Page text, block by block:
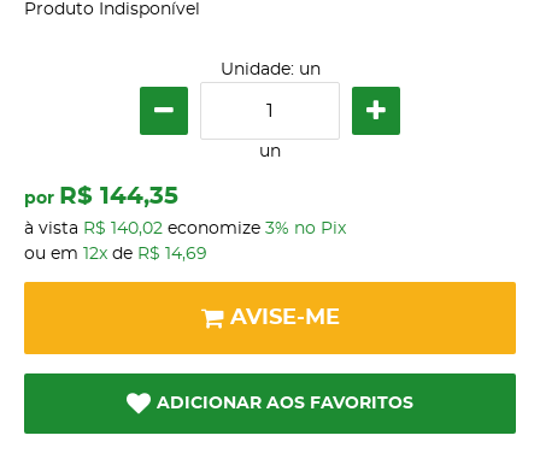
Produto Indisponível
Unidade: un
un
por R$ 144,35
à vista R$ 140,02 economize 3% no Pix
ou em
12x de R$ 14,69
AVISE-ME
ADICIONAR AOS FAVORITOS